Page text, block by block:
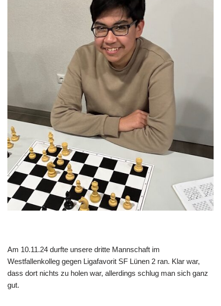
Am 10.11.24 durfte unsere dritte Mannschaft im
Westfallenkolleg gegen Ligafavorit SF Lünen 2 ran. Klar war,
dass dort nichts zu holen war, allerdings schlug man sich ganz
gut.